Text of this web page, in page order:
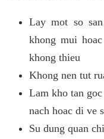
Lay mot so
khong mui
khong thieu
Khong nen tut
Lam kho tan
nach hoac di ve
Su dung quan